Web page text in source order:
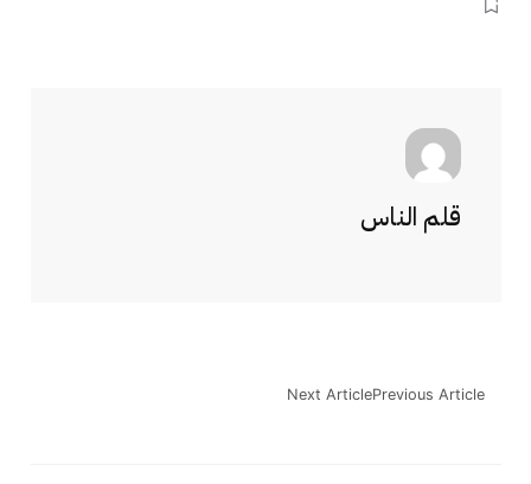
قلم الناس
Previous Article
Next Article